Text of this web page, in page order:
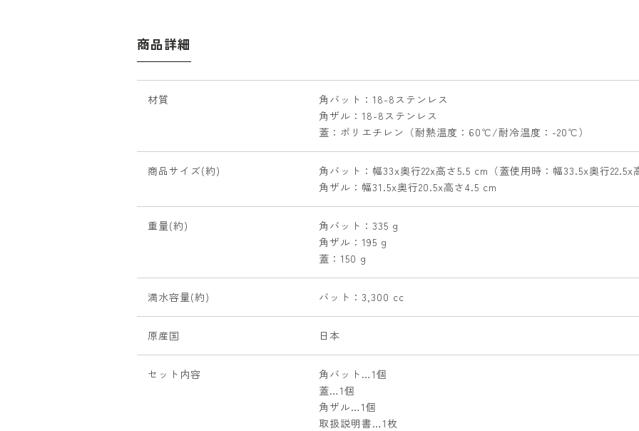
商品詳細
材質
角バット：18-8ステンレス
角ザル：18-8ステンレス
蓋：ポリエチレン（耐熱温度：60℃/耐冷温度：-20℃）
商品サイズ(約)
角バット：幅33x奥行22x高さ5.5 cm（蓋使用時：幅33.5x奥行22.5x
角ザル：幅31.5x奥行20.5x高さ4.5 cm
重量(約)
角バット：335 g
角ザル：195 g
蓋：150 g
満水容量(約) バット：3,300 cc
原産国 日本
セット内容
角バット…1個
蓋…1個
角ザル…1個
取扱説明書…1枚